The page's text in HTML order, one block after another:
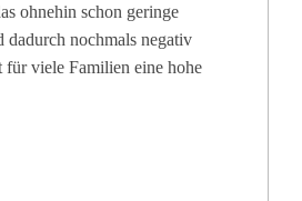
ohnehin schon geringe
dadurch nochmals negativ
für viele Familien eine hohe